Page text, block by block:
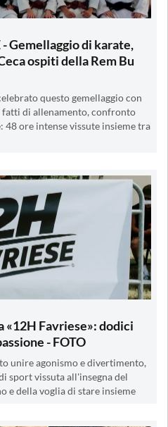
Gemellaggio di karate,
ospiti della Rem Bu
questo gemellaggio con
fatti di allenamento, confronto
48 ore intense vissute insieme tra
«12H Favriese»: dodici
- FOTO
unire agonismo e divertimento,
sport vissuta all'insegna del
e della voglia di stare insieme